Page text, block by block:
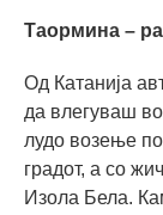
Таормина –
Од Катанија
да влегуваш
лудо возење
градот, а со
Изола Бела.